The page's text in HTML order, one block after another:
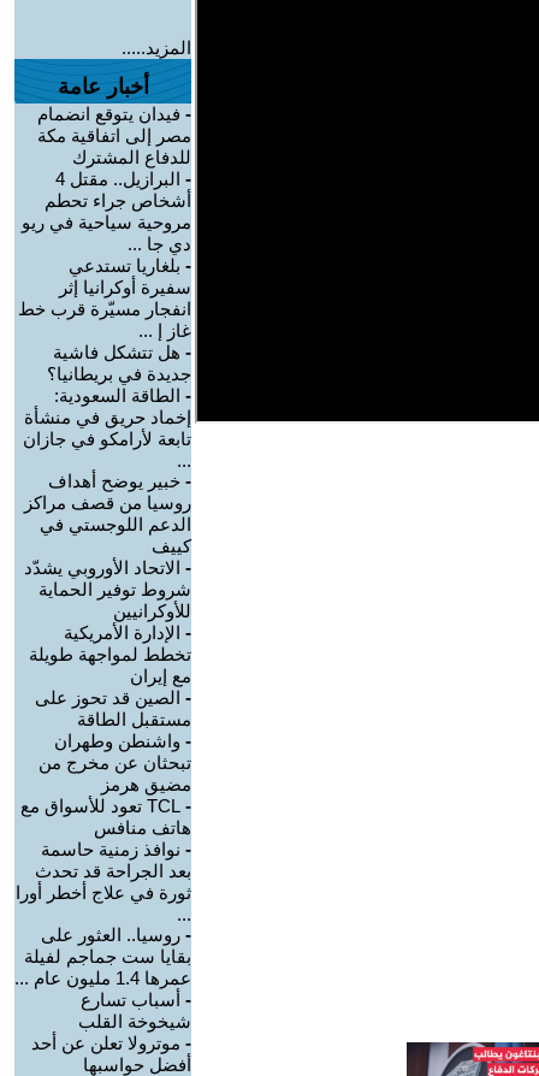
المزيد.....
أخبار عامة
- فيدان يتوقع انضمام
مصر إلى اتفاقية مكة
للدفاع المشترك
-
البرازيل.. مقتل 4
أشخاص جراء تحطم
مروحية سياحية في ريو
دي جا ...
- بلغاريا تستدعي
سفيرة أوكرانيا إثر
انفجار مسيّرة قرب خط
غاز إ ...
- هل تتشكل فاشية
جديدة في بريطانيا؟
- الطاقة السعودية:
إخماد حريق في منشأة
تابعة لأرامكو في جازان
...
- خبير يوضح أهداف
روسيا من قصف مراكز
الدعم اللوجستي في
كييف
- الاتحاد الأوروبي يشدّد
شروط توفير الحماية
للأوكرانيين
- الإدارة الأمريكية
تخطط لمواجهة طويلة
مع إيران
- الصين قد تحوز على
مستقبل الطاقة
- واشنطن وطهران
تبحثان عن مخرج من
مضيق هرمز
-
TCL تعود للأسواق مع
هاتف منافس
- نوافذ زمنية حاسمة
بعد الجراحة قد تحدث
ثورة في علاج أخطر أورا
...
- روسيا.. العثور على
بقايا ست جماجم لفيلة
عمرها 1.4 مليون عام ...
- أسباب تسارع
شيخوخة القلب
- موترولا تعلن عن أحد
أفضل حواسبها